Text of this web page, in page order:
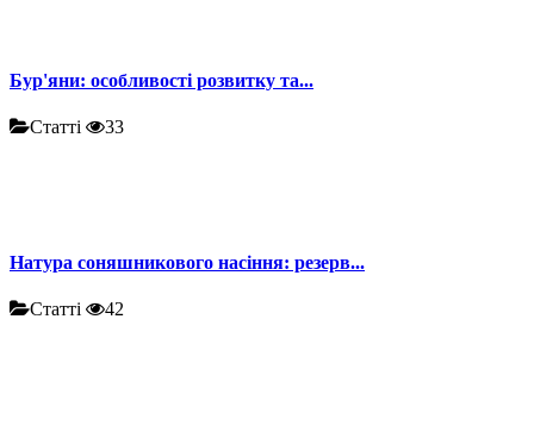
Бур'яни: особливості розвитку та...
Статті 33
Натура соняшникового насіння: резерв...
Статті 42